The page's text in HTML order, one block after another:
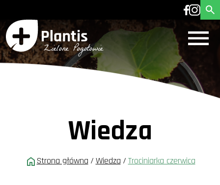
Wiedza
Strona główna / Wiedza / Trociniarka czerwica